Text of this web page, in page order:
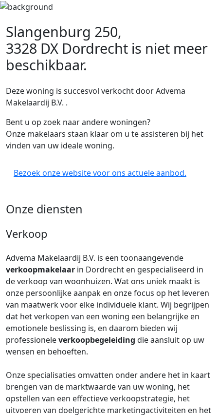
Slangenburg 250,
3328 DX Dordrecht is niet meer
beschikbaar.
Deze woning is succesvol verkocht door Advema
Makelaardij B.V. .
Bent u op zoek naar andere woningen?
Onze makelaars staan klaar om u te assisteren bij het
vinden van uw ideale woning.
Bezoek onze website voor ons actuele aanbod.
Onze diensten
Verkoop
Advema Makelaardij B.V. is een toonaangevende
verkoopmakelaar in Dordrecht en gespecialiseerd in
de verkoop van woonhuizen. Wat ons uniek maakt is
onze persoonlijke aanpak en onze focus op het leveren
van maatwerk voor elke individuele klant. Wij begrijpen
dat het verkopen van een woning een belangrijke en
emotionele beslissing is, en daarom bieden wij
professioneleverkoopbegeleiding die aansluit op uw
wensen en behoeften.
Onze specialisaties omvatten onder andere het in kaart
brengen van de marktwaarde van uw woning, het
opstellen van een effectieve verkoopstrategie, het
uitvoeren van doelgerichte marketingactiviteiten en het